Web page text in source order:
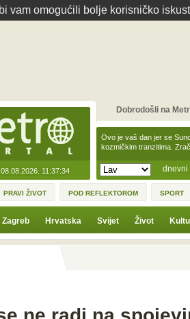
vam omogućili bolje korisničko
11:37:34 dnevni
Ovo je vaš dan jer se
kozmičkim tranzitima.
Dobrodošli na
PRAVI ŽIVOT POD REFLEKTOROM SPORT
Zagreb Hrvatska Svijet Život